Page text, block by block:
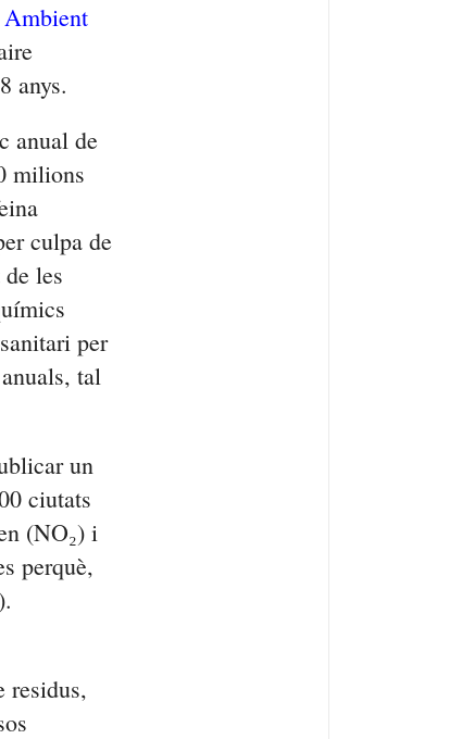
Ambient
anys.
anual de
milions
culpa de
les
per
tal
un
ciutats
(NO₂) i
perquè,
residus,